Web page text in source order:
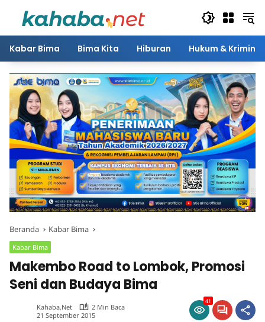
Kabar Bima Bima Kita Hiburan Hukum & Kriminal
Beranda Kabar Bima
Kabar Bima
Makembo Road to Lombok, Promosi
Seni dan Budaya Bima
Kahaba.net
2 Min Baca
21 September 2015
41